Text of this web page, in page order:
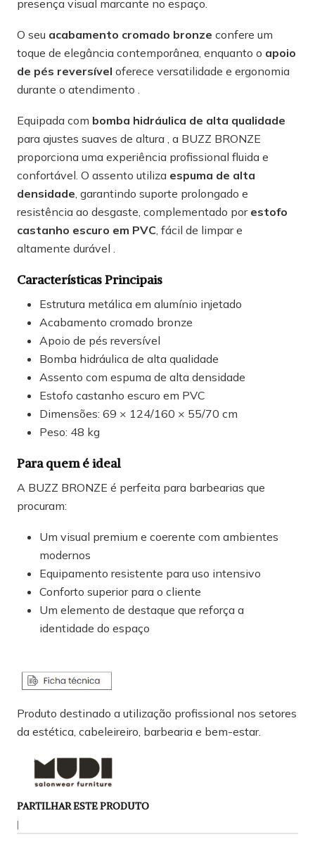
presença visual marcante no espaço.
O seu acabamento cromado bronze confere um
toque de elegância contemporânea, enquanto o apoio
de pés reversível oferece versatilidade e ergonomia
durante o atendimento .
Equipada com bomba hidráulica de alta qualidade
para ajustes suaves de altura , a BUZZ BRONZE
proporciona uma experiência profissional fluida e
confortável. O assento utiliza espuma de alta
densidade, garantindo suporte prolongado e
resistência ao desgaste, complementado por estofo
castanho escuro em PVC, fácil de limpar e
altamente durável .
Características Principais
Estrutura metálica em alumínio injetado
Acabamento cromado bronze
Apoio de pés reversível
Bomba hidráulica de alta qualidade
Assento com espuma de alta densidade
Estofo castanho escuro em PVC
Dimensões: 69 × 124/160 × 55/70 cm
Peso: 48 kg
Para quem é ideal
A BUZZ BRONZE é perfeita para barbearias que
procuram:
Um visual premium e coerente com ambientes
modernos
Equipamento resistente para uso intensivo
Conforto superior para o cliente
Um elemento de destaque que reforça a
identidade do espaço
Produto destinado a utilização profissional nos setores
da estética, cabeleireiro, barbearia e bem-estar.
PARTILHAR ESTE PRODUTO
|